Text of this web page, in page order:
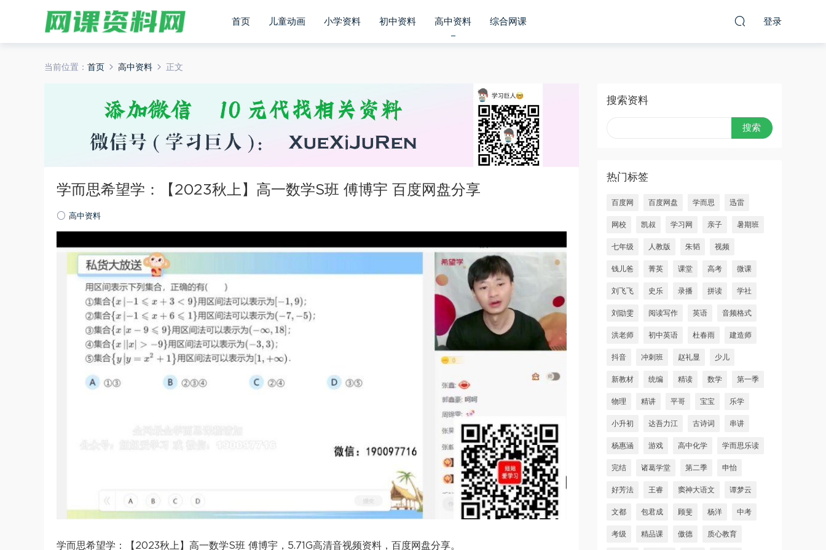
首页 儿童动画 小学资料 初中资料 高中资料 综合网课 登录
当前位置： 首页 高中资料 正文
学而思希望学：【2023秋上】高一数学S班 傅博宇 百度网盘分享
高中资料
学而思希望学：【2023秋上】高一数学S班 傅博宇，5.71G高清音视频资料，百度网盘分享。
搜索资料
热门标签
百度网 百度网盘 学而思 迅雷
网校 凯叔 学习网 亲子 暑期班
七年级 人教版 朱韬 视频
钱儿爸 菁英 课堂 高考 微课
刘飞飞 史乐 录播 拼读 学社
刘勖雯 阅读写作 英语 音频格式
洪老师 初中英语 杜春雨 建造师
抖音 冲刺班 赵礼显 少儿
新教材 统编 精读 数学 第一季
物理 精讲 平哥 宝宝 乐学
小升初 达吾力江 古诗词 串讲
杨惠涵 游戏 高中化学 学而思乐读
完结 诸葛学堂 第二季 申怡
好芳法 王睿 窦神大语文 谭梦云
文都 包君成 顾斐 杨洋 中考
考级 精品课 傲德 质心教育